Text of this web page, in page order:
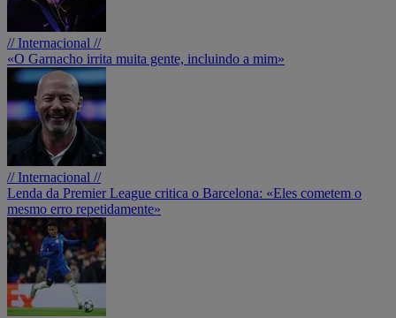
// Internacional //
«O Garnacho irrita muita gente, incluindo a mim»
// Internacional //
Lenda da Premier League critica o Barcelona: «Eles cometem o
mesmo erro repetidamente»